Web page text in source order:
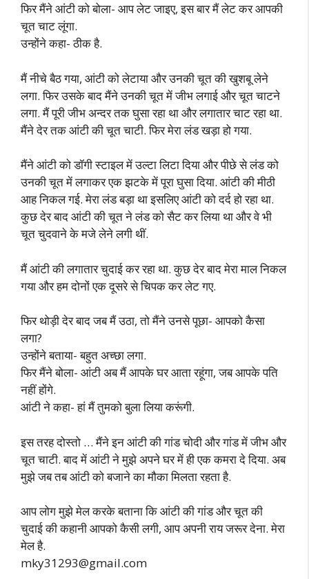
फिर मैंने आंटी को बोला- आप लेट जाइए, इस बार मैं लेट कर आपकी
चूत चाट लूंगा.
उन्होंने कहा- ठीक है.
मैं नीचे बैठ गया, आंटी को लेटाया और उनकी चूत की खुशबू लेने
लगा. फिर उसके बाद मैंने उनकी चूत में जीभ लगाई और चूत चाटने
लगा. मैं पूरी जीभ अन्दर तक घुसा रहा था और लगातार चाट रहा था.
मैंने देर तक आंटी की चूत चाटी. फिर मेरा लंड खड़ा हो गया.
मैंने आंटी को डॉगी स्टाइल में उल्टा लिटा दिया और पीछे से लंड को
उनकी चूत में लगाकर एक झटके में पूरा घुसा दिया. आंटी की मीठी
आह निकल गई. मेरा लंड बड़ा था इसलिए आंटी को दर्द हो रहा था.
कुछ देर बाद आंटी की चूत ने लंड को सैट कर लिया था और वे भी
चूत चुदवाने के मजे लेने लगी थीं.
मैं आंटी की लगातार चुदाई कर रहा था. कुछ देर बाद मेरा माल निकल
गया और हम दोनों एक दूसरे से चिपक कर लेट गए.
फिर थोड़ी देर बाद जब मैं उठा, तो मैंने उनसे पूछा- आपको कैसा
लगा?
उन्होंने बताया- बहुत अच्छा लगा.
फिर मैंने बोला- आंटी अब मैं आपके घर आता रहूंगा, जब आपके पति
नहीं होंगे.
आंटी ने कहा- हां मैं तुमको बुला लिया करूंगी.
इस तरह दोस्तो … मैंने इन आंटी की गांड चोदी और गांड में जीभ और
चूत चाटी. बाद में आंटी ने मुझे अपने घर में ही एक कमरा दे दिया. अब
मुझे जब तब आंटी को बजाने का मौका मिलता रहता है.
आप लोग मुझे मेल करके बताना कि आंटी की गांड और चूत की
चुदाई की कहानी आपको कैसी लगी, आप अपनी राय जरूर देना. मेरा
मेल है.
mky31293@gmail.com